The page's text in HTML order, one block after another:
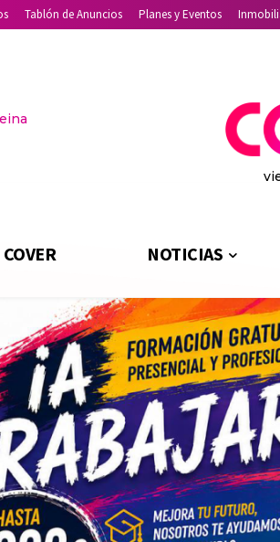
Tablón de Anuncios Planes y Eventos
COVER NOTICIAS